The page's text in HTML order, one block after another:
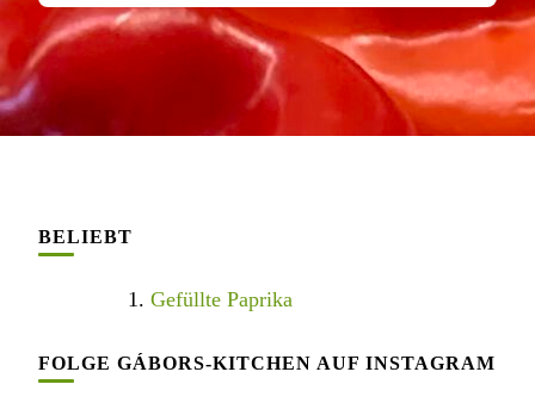
BELIEBT
Gefüllte Paprika
FOLGE GÁBORS-KITCHEN AUF INSTAGRAM